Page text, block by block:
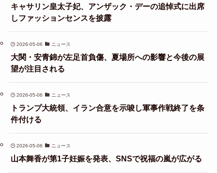
キャサリン皇太子妃、アンザック・デーの追悼式に出席
しファッションセンスを披露
2026-05-06 ニュース
大関・安青錦が左足首負傷、夏場所への影響と今後の展
望が注目される
2026-05-06 ニュース
トランプ大統領、イラン合意を示唆し軍事作戦終了を条
件付ける
2026-05-06 ニュース
山本舞香が第1子妊娠を発表、SNSで祝福の嵐が広がる